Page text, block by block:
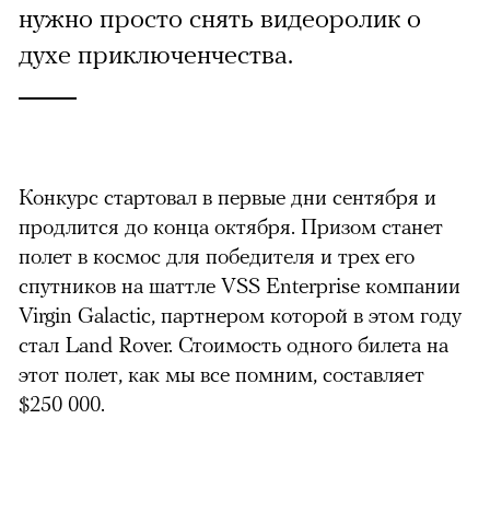
нужно просто снять видеоролик о
духе приключенчества.
Конкурс стартовал в первые дни сентября и
продлится до конца октября. Призом станет
полет в космос для победителя и трех его
спутников на шаттле VSS Enterprise компании
Virgin Galactic, партнером которой в этом году
стал Land Rover. Стоимость одного билета на
этот полет, как мы все помним, составляет
$250 000.